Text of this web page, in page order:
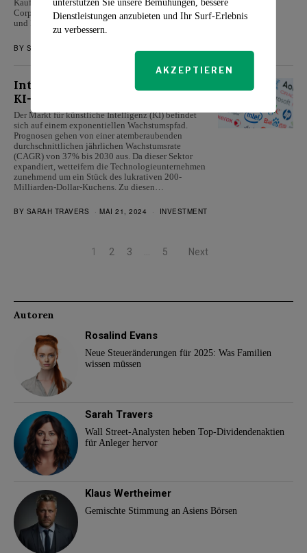
Kaufkandidaten hervor. Dazu gehören Carnival
Corporation (CCL), Chipotle Mexican Grill (CMG)
und Home Depot…
BY SARAH TRAVERS
Intel und Apple: Führend bei den
KI-Aktien
Der Markt für künstliche Intelligenz (KI) befindet
sich auf einem exponentiellen Wachstumspfad.
Prognosen gehen von einer atemberaubenden
durchschnittlichen jährlichen Wachstumsrate
(CAGR) von 37% bis 2030 aus. Da dieser Sektor
expandiert, wetteifern die Technologieunternehmen
zunehmend um ein Stück des lukrativen 200-
Milliarden-Dollar-Kuchens. Zu diesen…
BY SARAH TRAVERS MAI 21, 2024 INVESTMENT
1 2 3 5 Next
Autoren
Rosalind Evans
Neue Steueränderungen für 2025: Was Familien
wissen müssen
Sarah Travers
Wall Street-Analysten heben Top-Dividendenaktien
für Anleger hervor
Klaus Wertheimer
Gemischte Stimmung an Asiens Börsen
unterstützen Sie unsere Bemühungen, bessere
Dienstleistungen anzubieten und Ihr Surf-Erlebnis
zu verbessern.
AKZEPTIEREN